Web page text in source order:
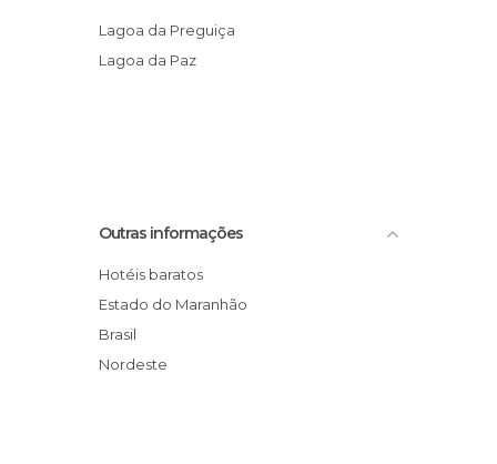
Lagoa da Preguiça
Lagoa da Paz
Outras informações
Hotéis baratos
Estado do Maranhão
Brasil
Nordeste